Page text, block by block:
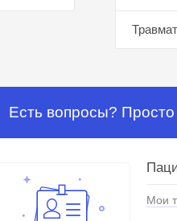
Есть вопросы?
Мои